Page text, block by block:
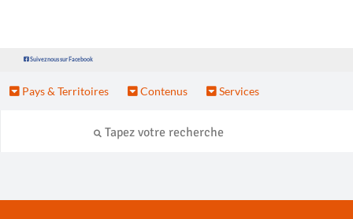
Suivez nous sur Facebook
Pays & Territoires Contenus Services